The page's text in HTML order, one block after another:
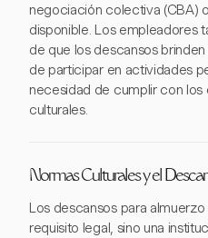
negociación colectiva (CBA)
disponible. Los empleadores
de que los descansos
de participar en actividades
necesidad de cumplir con los
culturales.
Normas Culturales y el
Los descansos para
requisito legal, sino una